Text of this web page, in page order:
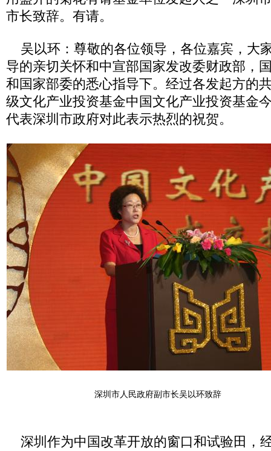
市长致辞。有请。
吴以环：尊敬的各位领导，各位嘉宾，大
导的亲切关怀和中宣部国家发改委财政部，
和国家部委的悉心指导下。经过各发起方的
级文化产业投资基金中国文化产业投资基金
代表深圳市政府对此表示热烈的祝贺。
深圳市人民政府副市长吴以环致辞
深圳作为中国改革开放的窗口和试验田，